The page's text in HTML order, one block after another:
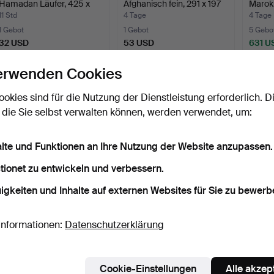
Hamadan Läufer, 425 x
c…
Std
Gebot
USD
Afghanisch fein, 291 x 197
…
4 Tage
1 Gebot
53 USD
205 c…
4 Tage
5
631
Kelim
ORIENTTEPPICH.
3 Gebote
Cookies
sind für die Nutzung der Dienstleistung erforderlich.
Sie selbst verwalten können, werden verwendet, um:
und Funktionen an Ihre Nutzung der Website anzupassen.
zu entwickeln und verbessern.
und Inhalte auf externen Websites für Sie zu
Datenschutzerklärung
Cookie-Einstellungen Alle